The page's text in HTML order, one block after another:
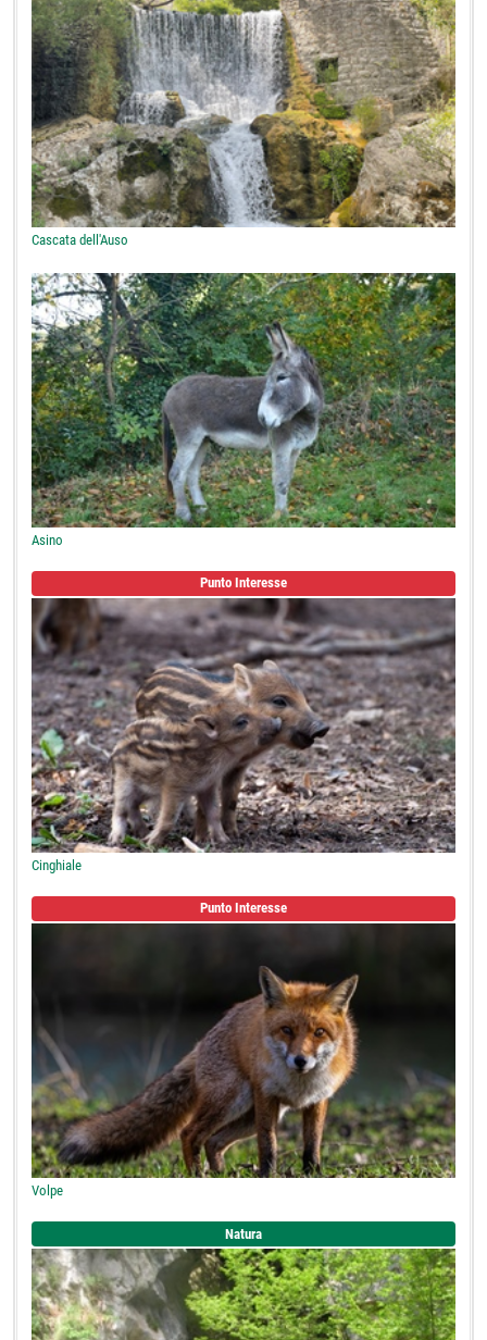
Cascata dell'Auso
Asino
Punto Interesse
Cinghiale
Punto Interesse
Volpe
Natura